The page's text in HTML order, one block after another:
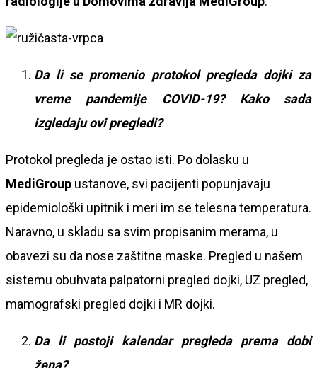
Da li se promenio protokol pregleda dojki za
vreme pandemije COVID-19? Kako sada
izgledaju ovi pregledi?
Protokol pregleda je ostao isti. Po dolasku u
MediGroup ustanove, svi pacijenti popunjavaju
epidemiološki upitnik i meri im se telesna temperatura.
Naravno, u skladu sa svim propisanim merama, u
obavezi su da nose zaštitne maske. Pregled u našem
sistemu obuhvata palpatorni pregled dojki, UZ pregled,
mamografski pregled dojki i MR dojki.
Da li postoji kalendar pregleda prema dobi
žena?